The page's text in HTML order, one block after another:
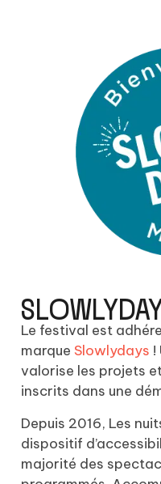
Le festival est
marqueSlowlydays !
valorise les projets
inscrits dans une
Depuis 2016, Les
dispositif
majorité des